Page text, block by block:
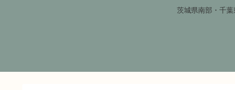
茨城県南部・千